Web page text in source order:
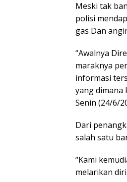
Meski tak
polisi
gas Dan
“Awalnya
maraknya
informasi
yang dimana
Senin (24/6/
Dari
salah satu
“Kami
melarikan diri.